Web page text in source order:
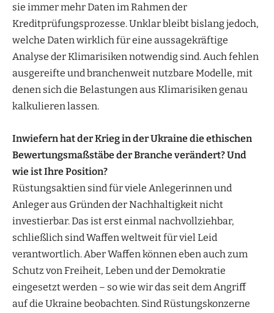
sie immer mehr Daten im Rahmen der
Kreditprüfungsprozesse. Unklar bleibt bislang jedoch,
welche Daten wirklich für eine aussagekräftige
Analyse der Klimarisiken notwendig sind. Auch fehlen
ausgereifte und branchenweit nutzbare Modelle, mit
denen sich die Belastungen aus Klimarisiken genau
kalkulieren lassen.
Inwiefern hat der Krieg in der Ukraine die ethischen
Bewertungsmaßstäbe der Branche verändert? Und
wie ist Ihre Position?
Rüstungsaktien sind für viele Anlegerinnen und
Anleger aus Gründen der Nachhaltigkeit nicht
investierbar. Das ist erst einmal nachvollziehbar,
schließlich sind Waffen weltweit für viel Leid
verantwortlich. Aber Waffen können eben auch zum
Schutz von Freiheit, Leben und der Demokratie
eingesetzt werden – so wie wir das seit dem Angriff
auf die Ukraine beobachten. Sind Rüstungskonzerne